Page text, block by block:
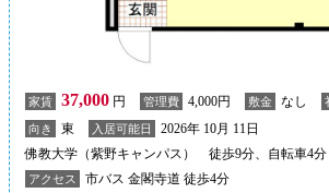
家賃 37,000 円 管理費 4,000円 敷金 なし
向き 東 入居可能日
2026年 10月 11日
佛教大学（紫野キャンパス） 徒歩9分、自転車4分
アクセス
市バス 金閣寺道 徒歩4分